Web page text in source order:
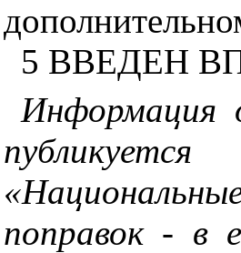
5 ВВЕДЕН
Информация
поправок - в